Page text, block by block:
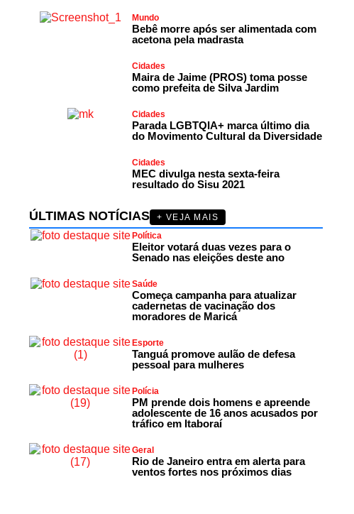
Mundo
Bebê morre após ser alimentada com
acetona pela madrasta
Cidades
Maira de Jaime (PROS) toma posse
como prefeita de Silva Jardim
Cidades
Parada LGBTQIA+ marca último dia
do Movimento Cultural da Diversidade
Cidades
MEC divulga nesta sexta-feira
resultado do Sisu 2021
ÚLTIMAS NOTÍCIAS
+ VEJA MAIS
Política
Eleitor votará duas vezes para o
Senado nas eleições deste ano
Saúde
Começa campanha para atualizar
cadernetas de vacinação dos
moradores de Maricá
Esporte
Tanguá promove aulão de defesa
pessoal para mulheres
Polícia
PM prende dois homens e apreende
adolescente de 16 anos acusados por
tráfico em Itaboraí
Geral
Rio de Janeiro entra em alerta para
ventos fortes nos próximos dias